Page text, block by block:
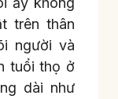
trên thân
người và
tuổi thọ ở
dài như